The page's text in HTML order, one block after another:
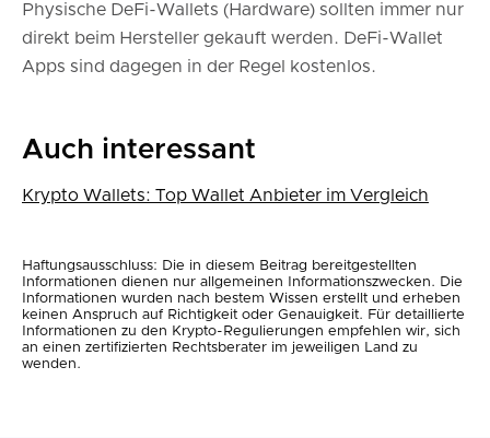
Physische DeFi-Wallets (Hardware) sollten immer nur
direkt beim Hersteller gekauft werden. DeFi-Wallet
Apps sind dagegen in der Regel kostenlos.
Auch interessant
Krypto Wallets: Top Wallet Anbieter im Vergleich
Haftungsausschluss: Die in diesem Beitrag bereitgestellten
Informationen dienen nur allgemeinen Informationszwecken. Die
Informationen wurden nach bestem Wissen erstellt und erheben
keinen Anspruch auf Richtigkeit oder Genauigkeit. Für detaillierte
Informationen zu den Krypto-Regulierungen empfehlen wir, sich
an einen zertifizierten Rechtsberater im jeweiligen Land zu
wenden.